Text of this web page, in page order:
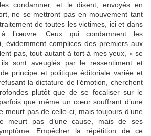
condamner, et le disent, envoyés en
ne se mettront pas en mouvement tant
de toutes les victimes, ici et dans
l’œuvre. Ceux qui condamnent les
évidemment complices des premiers aux
pas, tout autant à tort à mes yeux, « se
sont aveuglés par le ressentiment et
principe et politique éditoriale variée et
la dictature de l’émotion, cherchent
plutôt que de se focaliser sur le
que même un cœur souffrant d’une
meurt pas de celle-ci, mais toujours d’une
meurt pas d’une cause, mais de ses
Empêcher la répétition de ce